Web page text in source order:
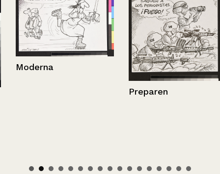
Moderna
Preparen